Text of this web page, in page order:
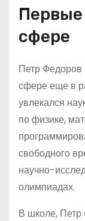
сфере
Петр Федоров
сфере еще в
увлекался
по физике,
свободного
научно-
олимпиадах.
В школе,